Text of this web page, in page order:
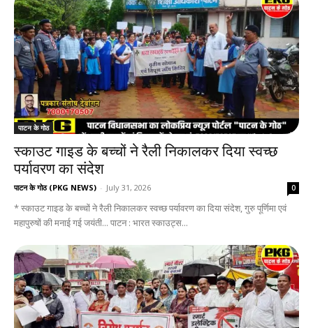
पाटन के गोठ
स्काउट गाइड के बच्चों ने रैली निकालकर दिया स्वच्छ
पर्यावरण का संदेश
पाटन के गोठ (PKG NEWS) - July 31, 2026 0
* स्काउट गाइड के बच्चों ने रैली निकालकर स्वच्छ पर्यावरण का दिया संदेश, गुरु पूर्णिमा एवं
महापुरुषों की मनाई गई जयंती... पाटन : भारत स्काउट्स...